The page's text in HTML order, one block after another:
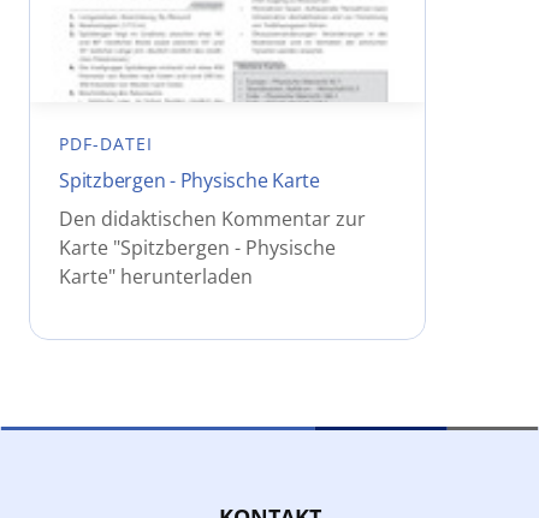
PDF-DATEI
Spitzbergen - Physische Karte
Den didaktischen Kommentar zur
Karte "Spitzbergen - Physische
Karte" herunterladen